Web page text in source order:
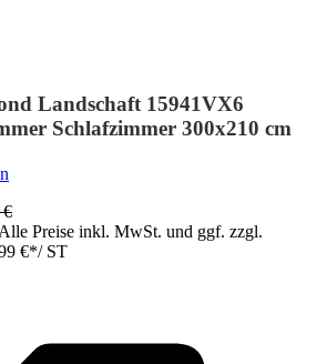
Landschaft 15941VX6
Schlafzimmer 300x210 cm
€
Preise inkl. MwSt. und ggf. zzgl.
€*/ ST